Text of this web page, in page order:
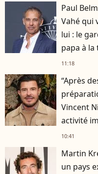
Paul
Vahé qui
lui : le
papa à la
11:18
“Après
Vincent
activité
10:41
Martin
un pays